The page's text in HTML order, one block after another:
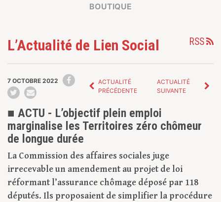
BOUTIQUE
L’Actualité de Lien Social RSS
7 OCTOBRE 2022
ACTUALITÉ
PRÉCÉDENTE
ACTUALITÉ
SUIVANTE
■ ACTU - L’objectif plein emploi
marginalise les Territoires zéro chômeur
de longue durée
La Commission des affaires sociales juge
irrecevable un amendement au projet de loi
réformant l’assurance chômage déposé par 118
députés. Ils proposaient de simplifier la procédure